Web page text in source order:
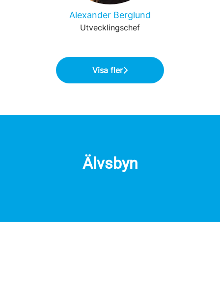
Alexander Berglund
Utvecklingschef
Visa fler
Älvsbyn